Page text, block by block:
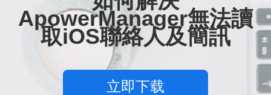
ApowerManager無法讀
取iOS聯絡人及簡訊
立即下载